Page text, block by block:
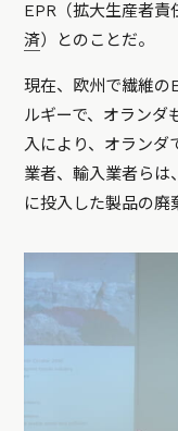
EPR（拡大生産者
済）とのことだ。
現在、欧州で繊維の
ルギーで、オランダ
入により、オランダ
業者、輸入業者らは
に投入した製品の廃